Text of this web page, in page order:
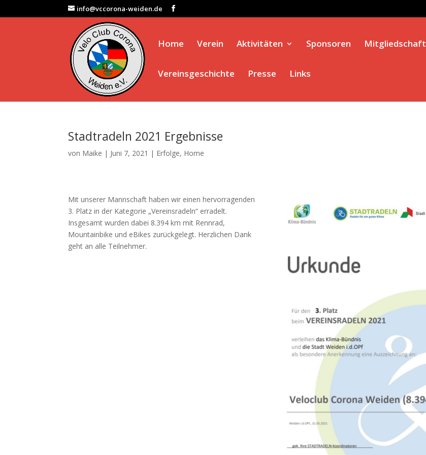
info@vccorona-weiden.de
Home Verein Aktivitäten Sponsoren Mitgliedschaft
Vereinsgeschichte Presse Links
Stadtradeln 2021 Ergebnisse
von Maike | Juni 7, 2021 | Erfolge, Home
Mit unserer Mannschaft haben wir einen hervorragenden
3. Platz in der Kategorie „Vereinsradeln“ erradelt.
Insgesamt wurden dabei 8.394 km mit Rennrad,
Mountainbike und eBikes zurückgelegt. Herzlichen Dank
geht an alle Teilnehmer.